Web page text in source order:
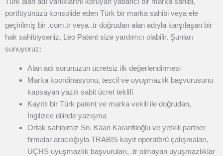
portföyünüzü konsolide eden Türk bir marka sahibi veya ele
geçirilmiş bir .com.tr veya .tr doğrudan alan adıyla karşılaşan bir
hak sahibiyseniz, Leo Patent size yardımcı olabilir. Şunları
sunuyoruz:
Alan adı sorunuzun ücretsiz ilk değerlendirmesi
Marka koordinasyonu, tescil ve uyuşmazlık başvurusunu
kapsayan yazılı sabit ücret teklifi
Kayıtlı bir Türk patent ve marka vekili ile doğrudan,
İngilizce dilinde yazışma
Ortak sahibimiz Sn. Kaan Karanfiloğlu ve yetkili partner
firmalar aracılığıyla TRABIS kayıt operatörü çalışmaları,
UÇHS uyuşmazlık başvuruları, .tr olmayan uyuşmazlıklar